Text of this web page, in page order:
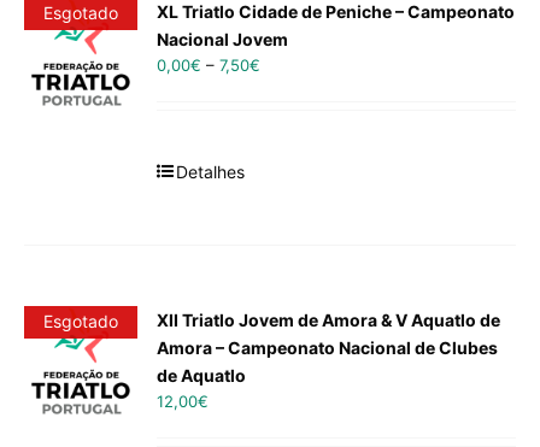
Esgotado
XL Triatlo Cidade de Peniche – Campeonato
Nacional Jovem
0,00€ –7,50€
Detalhes
Esgotado
XII Triatlo Jovem de Amora & V Aquatlo de
Amora – Campeonato Nacional de Clubes
de Aquatlo
12,00€